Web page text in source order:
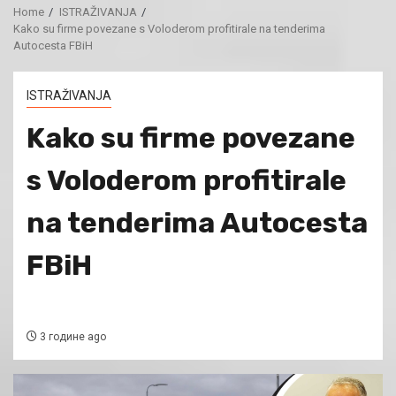
Home
ISTRAŽIVANJA
Kako su firme povezane s Voloderom profitirale na tenderima
Autocesta FBiH
ISTRAŽIVANJA
Kako su firme povezane
s Voloderom profitirale
na tenderima Autocesta
FBiH
3 године ago